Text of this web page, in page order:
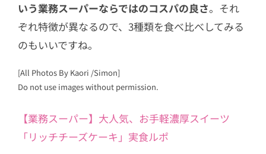
いう業務スーパーならではのコスパの良さ。それ
ぞれ特徴が異なるので、3種類を食べ比べしてみる
のもいいですね。
[All Photos By Kaori /Simon]
Do not use images without permission.
【業務スーパー】大人気、お手軽濃厚スイーツ
「リッチチーズケーキ」実食ルポ